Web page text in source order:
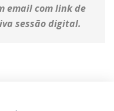
email com link de
sessão digital.
Law